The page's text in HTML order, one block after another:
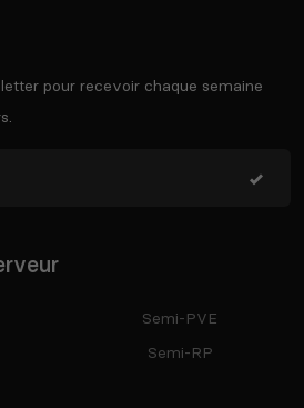
pour recevoir chaque semaine
Semi-PVE
Semi-RP